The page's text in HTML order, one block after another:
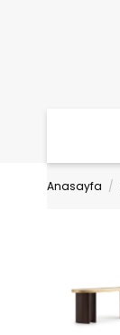
Anasayfa